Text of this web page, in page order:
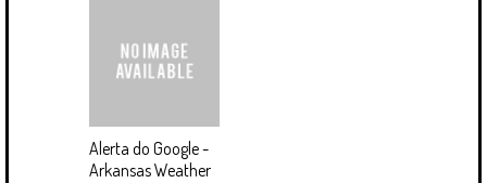
Alerta do Google -
Arkansas Weather